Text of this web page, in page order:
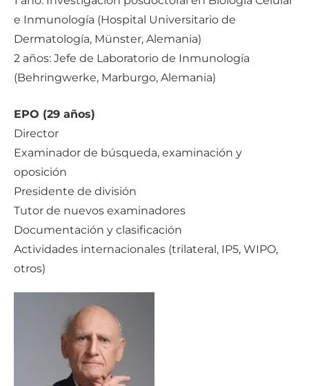
e Inmunología (Hospital Universitario de
Dermatología, Münster, Alemania)
2 años: Jefe de Laboratorio de Inmunología
(Behringwerke, Marburgo, Alemania)
EPO (29 años)
Director
Examinador de búsqueda, examinación y
oposición
Presidente de división
Tutor de nuevos examinadores
Documentación y clasificación
Actividades internacionales (trilateral, IP5, WIPO,
otros)